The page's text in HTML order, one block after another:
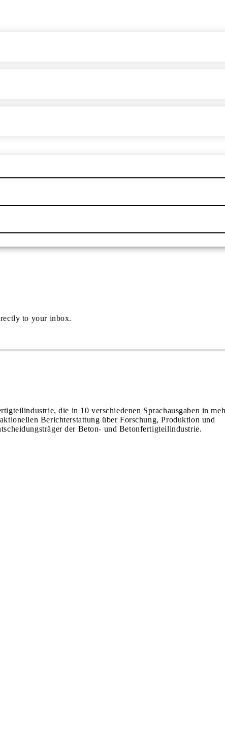
to your inbox.
die in 10 verschiedenen Sprachausgaben in
Berichterstattung über Forschung, Produktion und
der Beton- und Betonfertigteilindustrie.